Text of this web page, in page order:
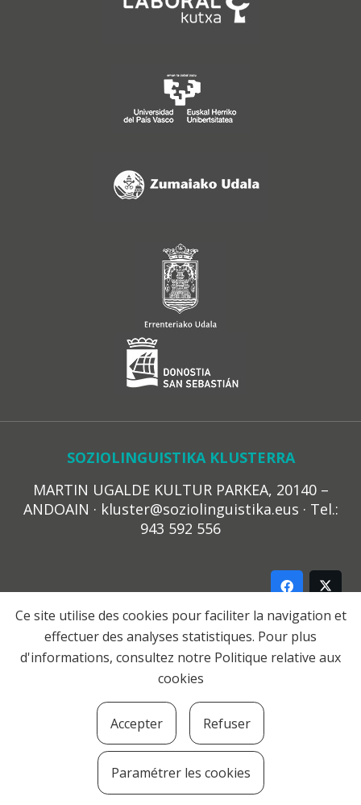
SOZIOLINGUISTIKA KLUSTERRA
MARTIN UGALDE KULTUR PARKEA, 20140 –
ANDOAIN · kluster@soziolinguistika.eus · Tel.:
943 592 556
LEGE OHARRA
PRIBATUTASUN POLITIKA
COOKIE-EN POLITIKA
© 2021 Soziolinguistika Klusterra
Ce site utilise des cookies pour faciliter la navigation et
effectuer des analyses statistiques. Pour plus
d'informations, consultez notre Politique relative aux
cookies
Accepter Refuser
Paramétrer les cookies